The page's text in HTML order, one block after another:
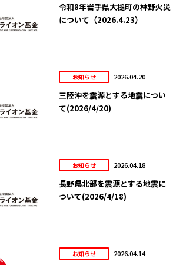
令和8年岩手県大槌町の林野火災
について（2026.4.23）
お知らせ 2026.04.20
三陸沖を震源とする地震につい
て(2026/4/20)
お知らせ 2026.04.18
長野県北部を震源とする地震に
ついて(2026/4/18)
お知らせ 2026.04.14